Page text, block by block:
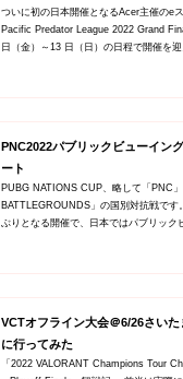
ついに初の日本開催となるAcer主催のe
Pacific Predator League 2022 Grand
日（金）～13 日（日）の日程で開催を迎
PNC2022パブリックビューイン
ート
PUBG NATIONS CUP、略して「PNC
BATTLEGROUNDS」の国別対抗戦です
ぶりとなる開催で、日本ではパブリック
ました！ 会場は東京都・秋葉原の「e-
VCTオフライン大会＠6/26さい
に行ってみた
「2022 VALORANT Champions Tour